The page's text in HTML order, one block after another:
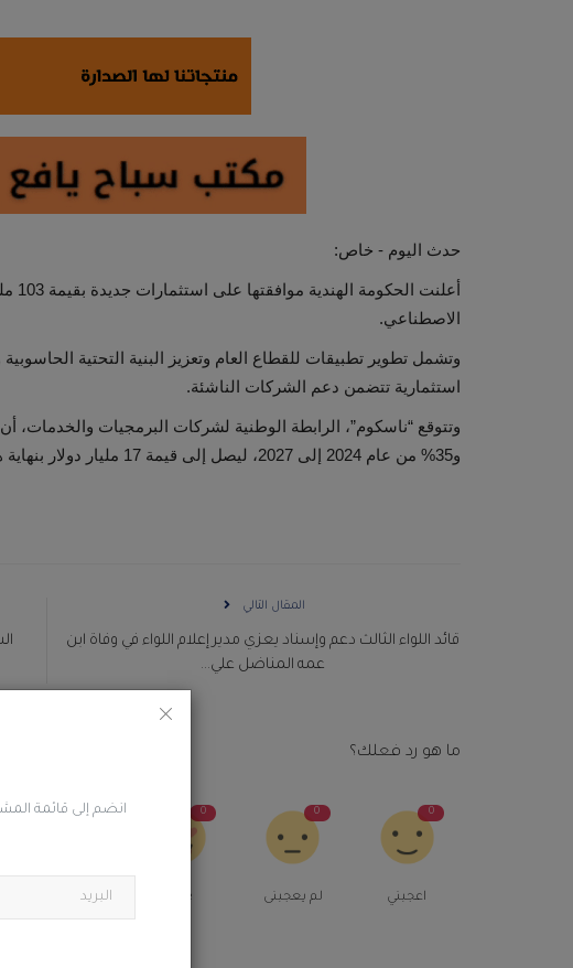
انضم إلى قائمة
حدث اليوم - خاص:
الاصطناعي.
وتشمل تطوير تطبيقات للقطاع العام وتعزيز البنية التحتية
استثمارية تتضمن دعم الشركات الناشئة.
و35% من عام 2024 إلى 2027، ليصل إلى قيمة 17 مليار دولار بنهاية هذه الفترة.
المقال التالي
قائد اللواء الثالث دعم وإسناد يعزي مدير إعلام اللواء في وفاة ابن
عمه المناضل علي...
ما هو رد فعلك؟
0
اعجبني
0
لم يعجبنى
0
Love
0
مضحك